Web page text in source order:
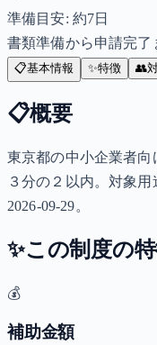
準備目安: 約7日
書類準備から申請完了
📋基本情報 ✨特徴 👥
📋概要
東京都の中小企業者向
３分の２以内。対象
2026-09-29。
✨この制度の
💰
補助金額